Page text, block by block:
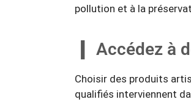
pollution et à la
Accédez à
Choisir des produits
qualifiés interviennent